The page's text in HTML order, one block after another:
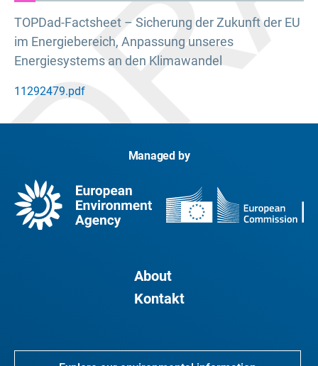
TOPDad-Factsheet – Sicherung der Zukunft der EU
im Energiebereich, Anpassung unseres
Energiesystems an den Klimawandel
11292479.pdf
Managed by
About
Kontakt